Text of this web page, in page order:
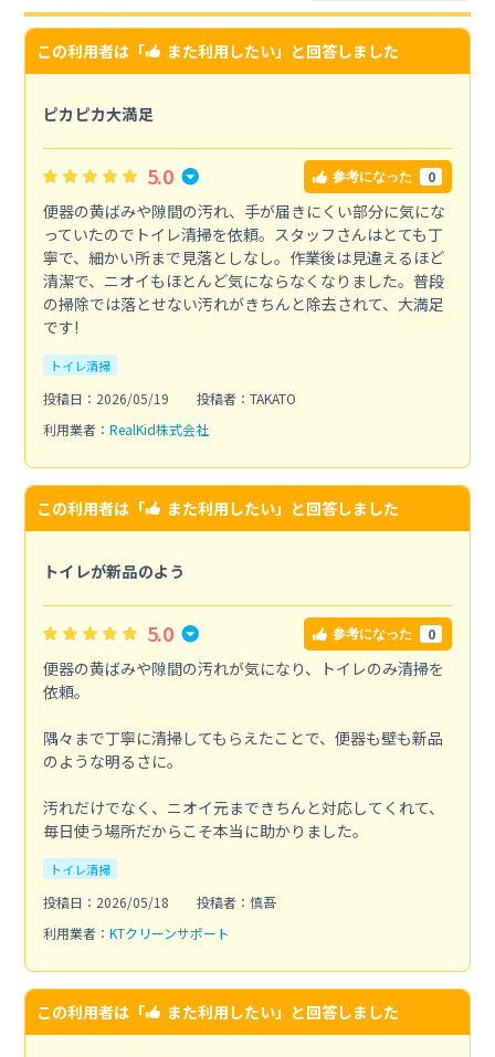
この利用者は「 また利用したい」と回答しました
ピカピカ大満足
5.0 参考になった 0
便器の黄ばみや隙間の汚れ、手が届きにくい部分に気にな
っていたのでトイレ清掃を依頼。スタッフさんはとても丁
寧で、細かい所まで見落としなし。作業後は見違えるほど
清潔で、ニオイもほとんど気にならなくなりました。普段
の掃除では落とせない汚れがきちんと除去されて、大満足
です!
トイレ清掃
投稿日：2026/05/19
投稿者：TAKATO
利用業者： RealKid株式会社
この利用者は「 また利用したい」と回答しました
トイレが新品のよう
5.0 参考になった 0
便器の黄ばみや隙間の汚れが気になり、トイレのみ清掃を
依頼。
隅々まで丁寧に清掃してもらえたことで、便器も壁も新品
のような明るさに。
汚れだけでなく、ニオイ元まできちんと対応してくれて、
毎日使う場所だからこそ本当に助かりました。
トイレ清掃
投稿日：2026/05/18
投稿者：慎吾
利用業者： KTクリーンサポート
この利用者は「 また利用したい」と回答しました